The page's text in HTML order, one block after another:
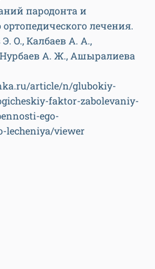
пародонта и
ортопедического лечения.
Э. О., Калбаев А. А.,
Нурбаев А. Ж., Ашыралиева
article/n/glubokiy-
faktor-zabolevaniy-
ego-
lecheniya/viewer